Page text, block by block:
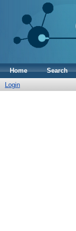
Home Search
Login